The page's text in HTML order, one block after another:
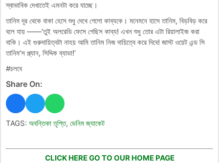
স্বাভাবিক দেখাতেই এমনটা করে যাচ্ছে।
তানিম দূর থেকে বাকা হেসে শুধু দেখে গেলো কাব্যকে। মনেমনে হাসে তানিম, বিড়বিড় করে
বলে যায় ——‘তুই অলরেডি ফেসে গেছিস কাব্য! এখন শুধু তোর এটা রিয়ালাইজ করা
বাকি। এই গুরুদায়িত্বটা নাহয় আমি তানিম নিজ দায়িত্বে করে দিবে! জাস্ট ওয়েট এন্ড সি
তানিম’স প্ল্যান, সিদ্দিক ব্যাডা!’
#চলবে
Share On:
TAGS: অবন্তিকা তৃপ্তি, ডেনিম জ্যাকেট
CLICK HERE GO TO OUR HOME PAGE